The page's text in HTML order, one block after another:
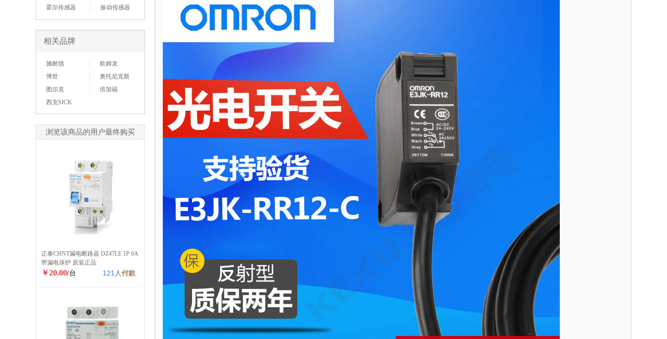
霍尔传感器
振动传感器
相关品牌
施耐德
欧姆龙
博世
奥托尼克斯
图尔克
倍加福
西克SICK
浏览该商品的用户最终购买
正泰CHNT漏电断路器 DZ47LE 1P 6A
带漏电保护 原装正品
￥20.00/台 121 人付款